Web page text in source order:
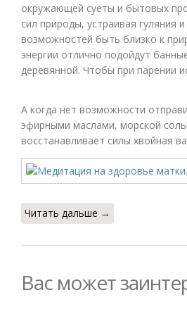
окружающей суеты и бытовых
сил природы, устраивая гуляния
возможностей быть близко к
энергии отлично подойдут
деревянной. Чтобы при парении
А когда нет возможности
эфирными маслами, морской
восстанавливает силы хвойная
Читать дальше →
Вас может